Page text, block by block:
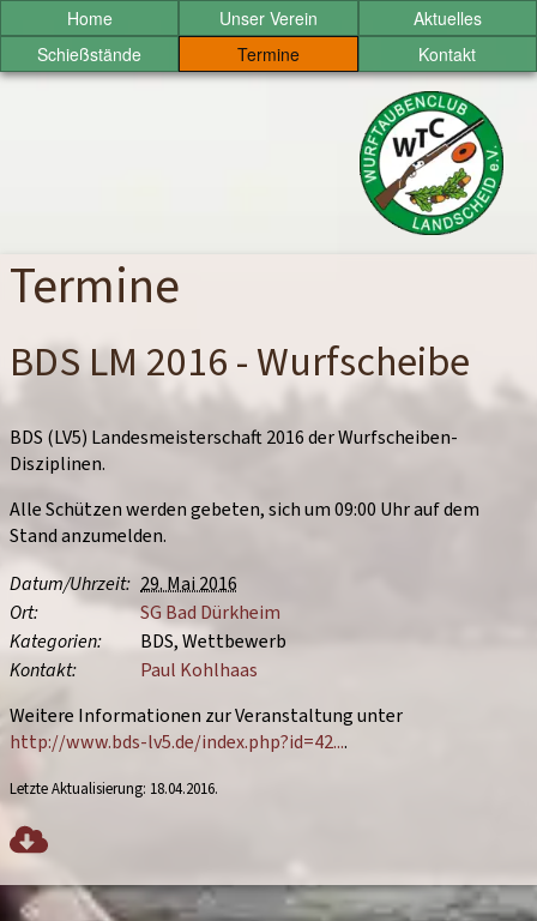
zum
Inhalt
Home Unser Verein
Aktuelles
Schießstände
Termine Kontakt
Wurftaubenclub
Landscheid
Termine
BDS LM 2016 - Wurfscheibe
BDS (LV5) Landesmeisterschaft 2016 der Wurfscheiben-
Disziplinen.
Alle Schützen werden gebeten, sich um 09:00 Uhr auf dem
Stand anzumelden.
Datum/Uhrzeit 29. Mai 2016
Ort
SG Bad Dürkheim
Kategorien
BDS Wettbewerb
Kontakt
Paul Kohlhaas
Weitere Informationen zur Veranstaltung unter
http://www.bds-lv5.de/index.php?id=42....
Letzte Aktualisierung: 18.04.2016.